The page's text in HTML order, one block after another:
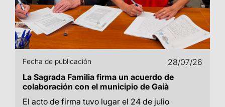
Fecha de publicación
28/07/26
La Sagrada Familia firma un acuerdo de
colaboración con el municipio de Gaià
El acto de firma tuvo lugar el 24 de julio